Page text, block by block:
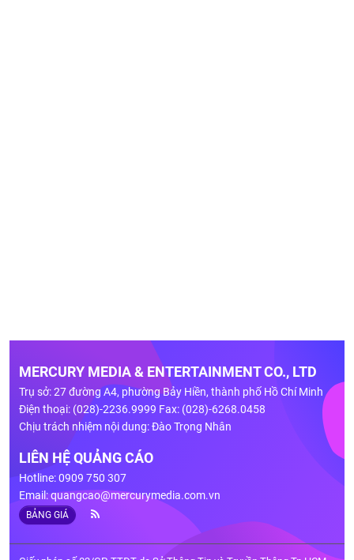
MERCURY MEDIA & ENTERTAINMENT CO., LTD
Trụ sở: 27 đường A4, phường Bảy Hiền, thành phố Hồ Chí Minh
Điện thoại: (028)-2236.9999 Fax: (028)-6268.0458
Chịu trách nhiệm nội dung: Đào Trọng Nhân
LIÊN HỆ QUẢNG CÁO
Hotline: 0909 750 307
Email:quangcao@mercurymedia.com.vn
BẢNG GIÁ